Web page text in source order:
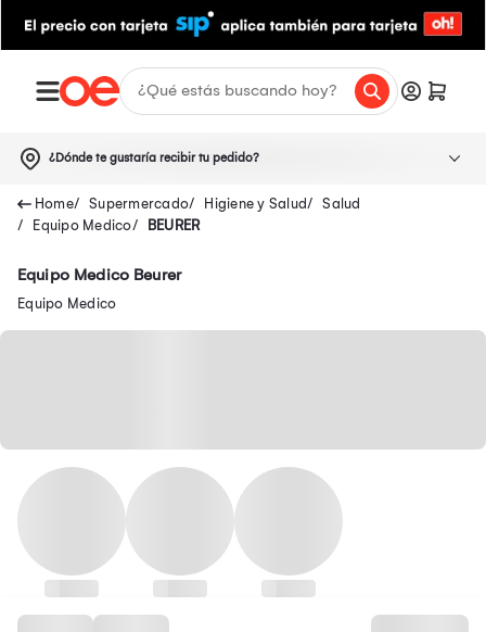
¿Dónde te gustaría recibir tu pedido?
Supermercado Higiene y Salud
Salud
Equipo Medico
BEURER
Equipo Medico Beurer
Equipo Medico